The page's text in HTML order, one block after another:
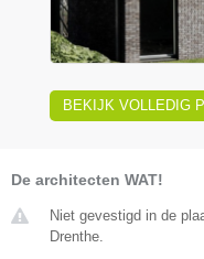
BEKIJK VOLLEDIG
De architecten WAT!
Niet gevestigd in de
Drenthe.